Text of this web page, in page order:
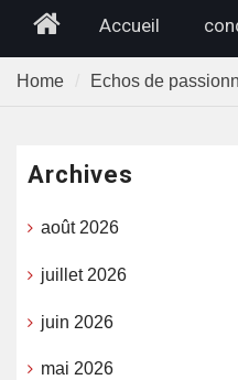
HomeAccueil
Home Echos de
Archives
août 2026
juillet 2026
juin 2026
mai 2026